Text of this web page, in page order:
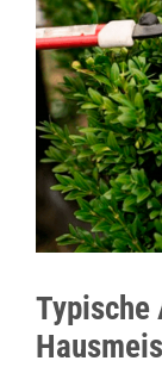
Typische